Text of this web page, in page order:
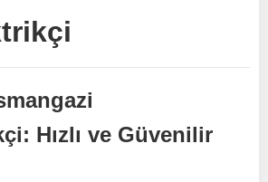
Hızlı ve Güvenilir